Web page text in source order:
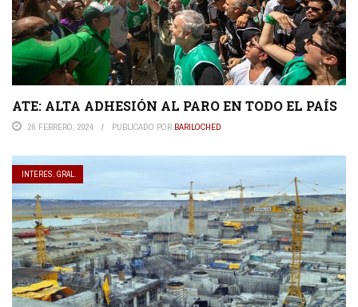
ATE: ALTA ADHESIÓN AL PARO EN TODO EL PAÍS
26 FEBRERO, 2024 PUBLICADO POR BARILOCHED
INTERES. GRAL.